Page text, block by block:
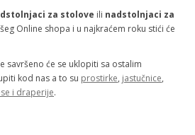
za stolove ili nadstolnjaci za
Online shopa i u najkraćem roku stići će
savršeno će se uklopiti sa ostalim
kod nas a to su prostirke, jastučnice,
i draperije.